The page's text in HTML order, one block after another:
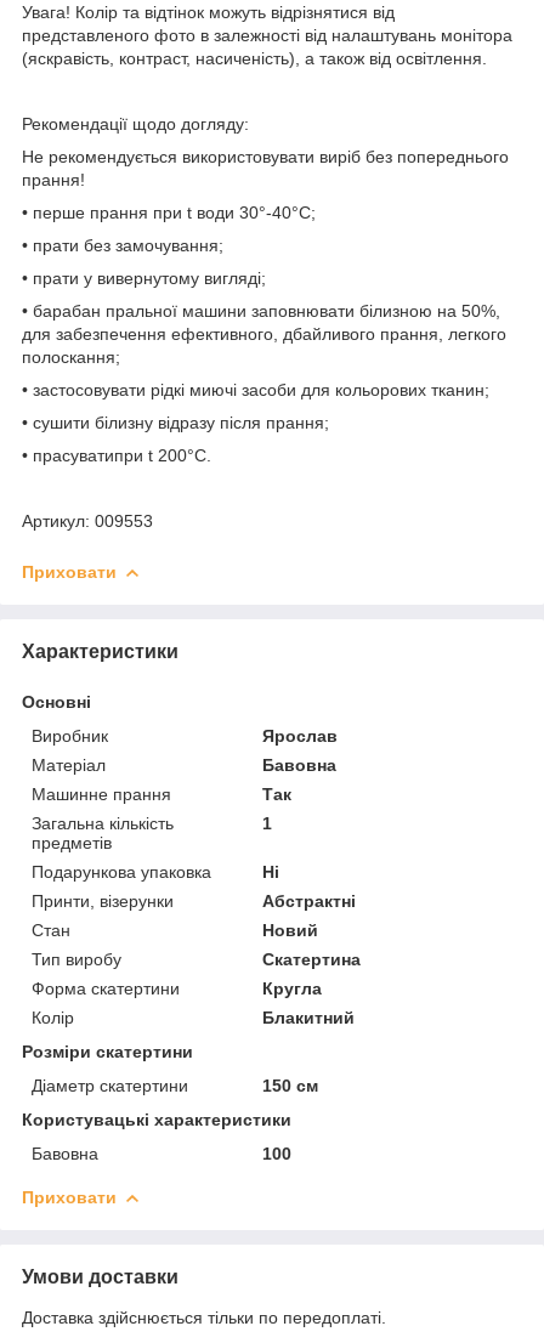
Увага! Колір та відтінок можуть відрізнятися від
представленого фото в залежності від налаштувань монітора
(яскравість, контраст, насиченість), а також від освітлення.
Рекомендації щодо догляду:
Не рекомендується використовувати виріб без попереднього
прання!
• перше прання при t води 30°-40°C;
• прати без замочування;
• прати у вивернутому вигляді;
• барабан пральної машини заповнювати білизною на 50%,
для забезпечення ефективного, дбайливого прання, легкого
полоскання;
• застосовувати рідкі миючі засоби для кольорових тканин;
• сушити білизну відразу після прання;
• прасуватипри t 200°С.
Артикул: 009553
Приховати
Характеристики
Основні
Виробник
Ярослав
Матеріал
Бавовна
Машинне прання
Так
Загальна кількість
предметів
1
Подарункова упаковка
Ні
Принти, візерунки
Абстрактні
Стан
Новий
Тип виробу
Скатертина
Форма скатертини
Кругла
Колір
Блакитний
Розміри скатертини
Діаметр скатертини
150 см
Користувацькі характеристики
Бавовна
100
Приховати
Умови доставки
Доставка здійснюється тільки по передоплаті.